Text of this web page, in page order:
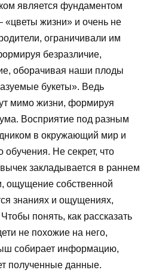
является фундаментом
жизни» и очень не
ограничивали им
безразличие,
оборачивая наши плоды
букеты». Ведь
мимо жизни, формируя
Восприятие под разным
в окружающий мир и
Не секрет, что
закладывается в раннем
ощущение собственной
знаниях и ощущениях,
понять, как рассказать
не похожие на него,
собирает информацию,
полученные данные.